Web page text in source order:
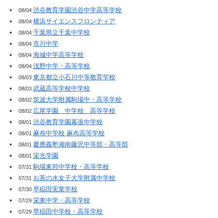
08/04渋谷教育学園渋谷中学高等学校
08/04横浜サイエンスフロンティア
08/04千葉県立千葉中学校
08/04市川中学
08/04海城中学高等学校
08/04浅野中学・高等学校
08/03東京都立小石川中等教育学校
08/03武蔵高等学校中学校
08/02筑波大学附属駒場中・高等学校
08/02 広尾学園 中学校 高等学校
08/01渋谷教育学園幕張中学校
08/01 麻布中学校 麻布高等学校
08/01 慶應義塾湘南藤沢中等部・高等部
08/01栄光学園
07/31駒場東邦中学校・高等学校
07/31 お茶の水女子大学附属中学校
07/30早稲田実業学校
07/29栄東中学・高等学校
07/29早稲田中学校・高等学校